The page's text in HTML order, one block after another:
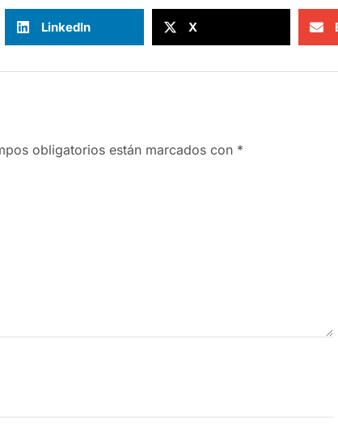
LinkedIn X
obligatorios están marcados con *